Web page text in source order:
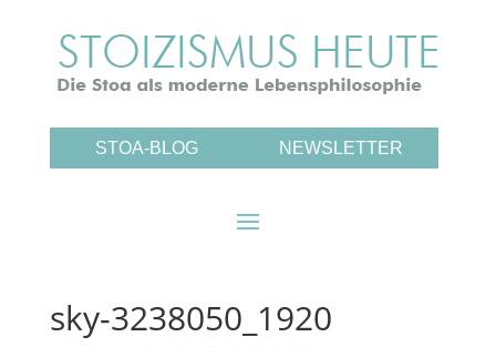
STOA-BLOG NEWSLETTER
sky-3238050_1920